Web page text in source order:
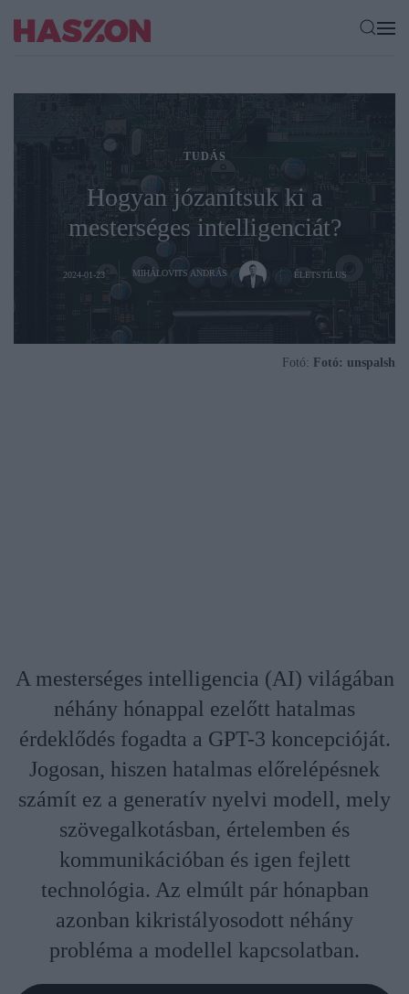
TUDÁS
Hogyan józanítsuk ki a
mesterséges intelligenciát?
2024-01-23 MIHÁLOVITS ANDRÁS ÉLETSTÍLUS
Fotó: Fotó: unspalsh
A mesterséges intelligencia (AI) világában
néhány hónappal ezelőtt hatalmas
érdeklődés fogadta a GPT-3 koncepcióját.
Jogosan, hiszen hatalmas előrelépésnek
számít ez a generatív nyelvi modell, mely
szövegalkotásban, értelemben és
kommunikációban és igen fejlett
technológia. Az elmúlt pár hónapban
azonban kikristályosodott néhány
probléma a modellel kapcsolatban.